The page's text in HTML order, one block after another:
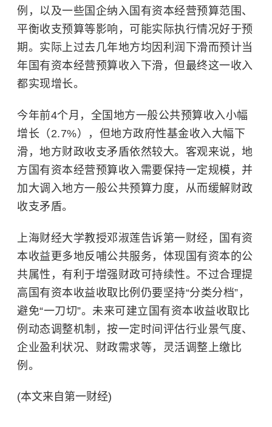
例，以及一些国企纳入国有资本经营预算范围、
平衡收支预算等影响，可能实际执行情况好于预
期。实际上过去几年地方均因利润下滑而预计当
年国有资本经营预算收入下滑，但最终这一收入
都实现增长。
今年前4个月，全国地方一般公共预算收入小幅
增长（2.7%），但地方政府性基金收入大幅下
滑，地方财政收支矛盾依然较大。客观来说，地
方国有资本经营预算收入需要保持一定规模，并
加大调入地方一般公共预算力度，从而缓解财政
收支矛盾。
上海财经大学教授邓淑莲告诉第一财经，国有资
本收益更多地反哺公共服务，体现国有资本的公
共属性，有利于增强财政可持续性。不过合理提
高国有资本收益收取比例仍要坚持“分类分档”，
避免“一刀切”。未来可建立国有资本收益收取比
例动态调整机制，按一定时间评估行业景气度、
企业盈利状况、财政需求等，灵活调整上缴比
例。
(本文来自第一财经)